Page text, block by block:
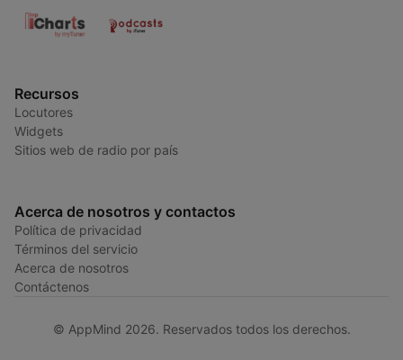
Recursos
Locutores
Widgets
Sitios web de radio por país
Acerca de nosotros y contactos
Política de privacidad
Términos del servicio
Acerca de nosotros
Contáctenos
© AppMind 2026. Reservados todos los derechos.